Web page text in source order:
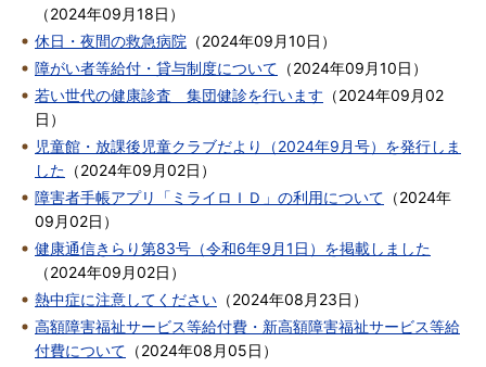
（2024年09月18日 ）
休日・夜間の救急病院 （2024年09月10日 ）
障がい者等給付・貸与制度について （2024年09月10日 ）
若い世代の健康診査 集団健診を行います （2024年09月02
日 ）
児童館・放課後児童クラブだより（2024年9月号）を発行しま
した （2024年09月02日 ）
障害者手帳アプリ「ミライロＩＤ」の利用について （2024年
09月02日 ）
健康通信きらり第83号（令和6年9月1日）を掲載しました
（2024年09月02日 ）
熱中症に注意してください （2024年08月23日 ）
高額障害福祉サービス等給付費・新高額障害福祉サービス等給
付費について （2024年08月05日 ）